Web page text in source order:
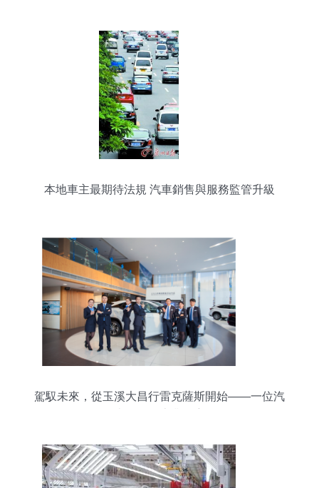
本地車主最期待法規 汽車銷售與服務監管升級
駕馭未來，從玉溪大昌行雷克薩斯開始——一位汽